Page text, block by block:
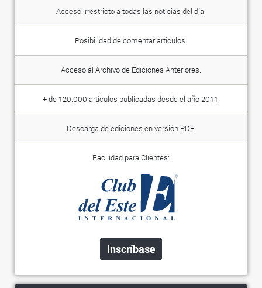
Acceso irrestricto a todas las noticias del día.
Posibilidad de comentar artículos.
Acceso al Archivo de Ediciones Anteriores.
+ de 120.000 artículos publicadas desde el año 2011.
Descarga de ediciones en versión PDF.
Facilidad para Clientes:
Inscríbase